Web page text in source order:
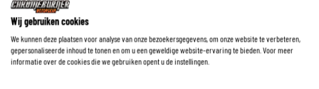
MAATTABEL
REVIEWS
Wij gebruiken cookies
We kunnen deze plaatsen voor analyse van onze bezoekersgegevens, om onze website te verbeteren,
gepersonaliseerde inhoud te tonen en om u een geweldige website-ervaring te bieden. Voor meer
informatie over de cookies die we gebruiken opent u de instellingen.